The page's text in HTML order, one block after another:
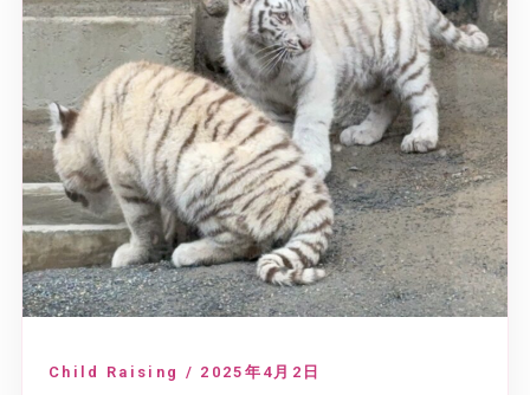
Child Raising / 2025年4月2日